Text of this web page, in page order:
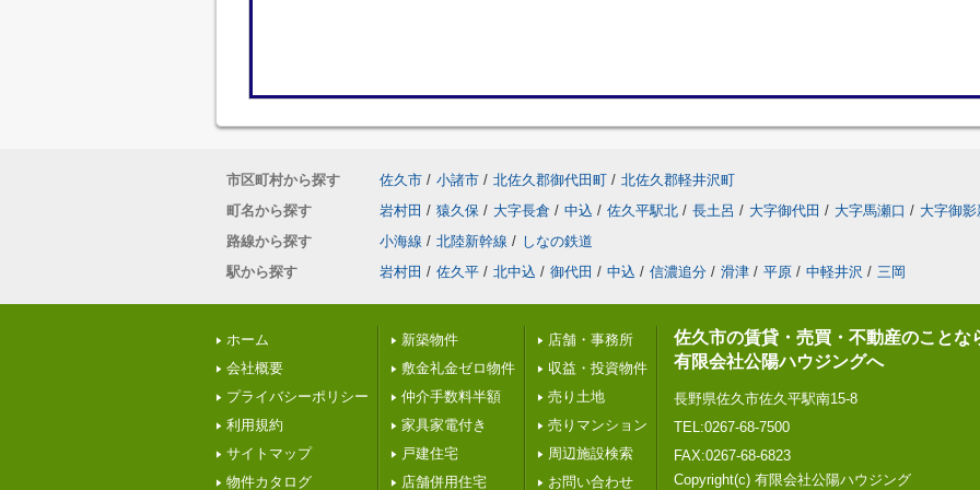
市区町村から探す 佐久市 / 小諸市 / 北佐久郡御代田町 / 北佐久郡軽井沢町
町名から探す
岩村田 / 猿久保 / 大字長倉 / 中込 / 佐久平駅北 / 長土呂 / 大字御代田 / 大字馬瀬口 / 大字御影
路線から探す
小海線 / 北陸新幹線 / しなの鉄道
駅から探す
岩村田 / 佐久平 / 北中込 / 御代田 / 中込 / 信濃追分 / 滑津 / 平原 / 中軽井沢 / 三岡
ホーム
会社概要
プライバシーポリシー
利用規約
サイトマップ
物件カタログ
新築物件
敷金礼金ゼロ物件
仲介手数料半額
家具家電付き
戸建住宅
店舗併用住宅
店舗・事務所
収益・投資物件
売り土地
売りマンション
周辺施設検索
お問い合わせ
佐久市の賃貸・売買・不動産のことな
有限会社公陽ハウジングへ
長野県佐久市佐久平駅南15-8
TEL:0267-68-7500
FAX:0267-68-6823
Copyright(c) 有限会社公陽ハウジング